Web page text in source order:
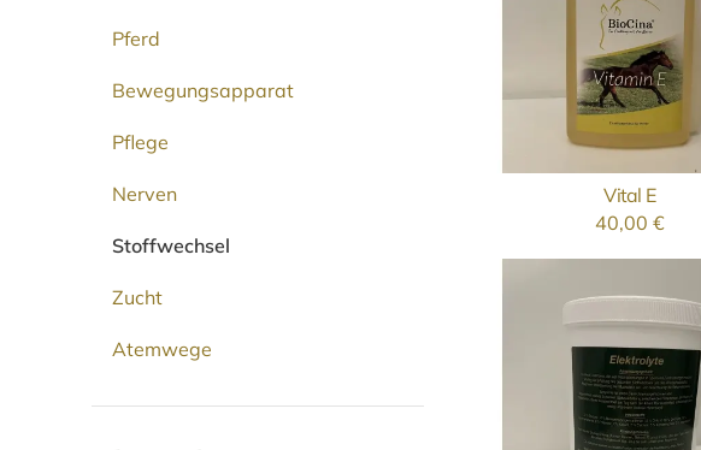
Pferd
Bewegungsapparat
Pflege
Nerven
Stoffwechsel
Zucht
Atemwege
AUSFÜHRUNG
Vital E
40,00 €